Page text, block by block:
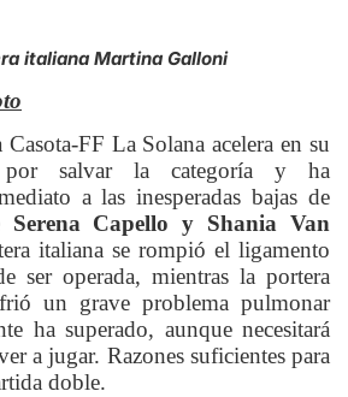
italiana Martina Galloni
FF La Solana acelera en su
por salvar la categoría y ha
a las inesperadas bajas de
Serena Capello y Shania Van
italiana se rompió el ligamento
ser operada, mientras la portera
un grave problema pulmonar
ha superado, aunque necesitará
a jugar. Razones suficientes para
doble.